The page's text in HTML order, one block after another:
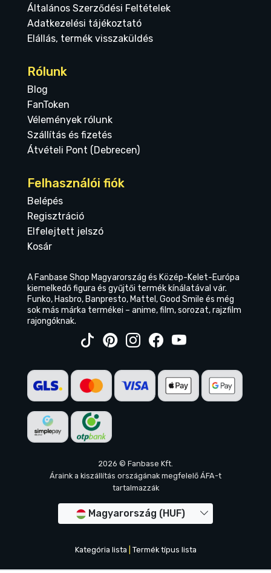
Általános Szerződési Feltételek
Adatkezelési tájékoztató
Elállás, termék visszaküldés
Rólunk
Blog
FanToken
Vélemények rólunk
Szállítás és fizetés
Átvételi Pont (Debrecen)
Felhasználói fiók
Belépés
Regisztráció
Elfelejtett jelszó
Kosár
A Fanbase Shop Magyarország és Közép-Kelet-Európa
kiemelkedő figura és gyűjtői termék kínálatával vár.
Funko, Hasbro, Banpresto, Mattel, Good Smile és még
sok más márka termékei – anime, film, sorozat, rajzfilm
rajongóknak.
2026 © Fanbase Kft.
Áraink a kiszállítás országának megfelelő ÁFA-t
tartalmazzák
Magyarország (HUF)
Kategória lista Termék típus lista